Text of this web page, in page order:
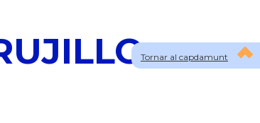
Tornar al capdamunt